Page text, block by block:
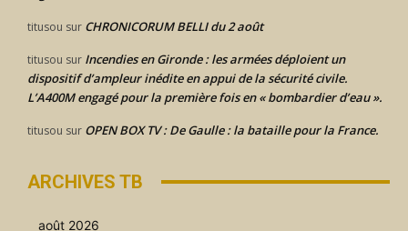
titusou sur CHRONICORUM BELLI du 2 août
titusou sur Incendies en Gironde : les armées déploient un
dispositif d’ampleur inédite en appui de la sécurité civile.
L’A400M engagé pour la première fois en « bombardier d’eau ».
titusou sur OPEN BOX TV : De Gaulle : la bataille pour la France.
ARCHIVES TB
août 2026